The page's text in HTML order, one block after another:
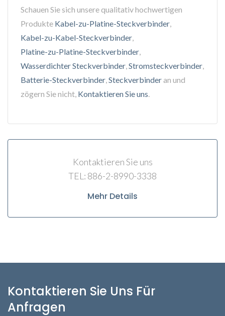
Schauen Sie sich unsere qualitativ hochwertigen
Produkte Kabel-zu-Platine-Steckverbinder
Kabel-zu-Kabel-Steckverbinder
Platine-zu-Platine-Steckverbinder
Wasserdichter Steckverbinder Stromsteckverbinder
Batterie-Steckverbinder Steckverbinderan und
zögern Sie nicht, Kontaktieren Sie uns
Kontaktieren Sie uns
TEL: 886-2-8990-3338
Mehr Details
Kontaktieren Sie Uns Für
Anfragen